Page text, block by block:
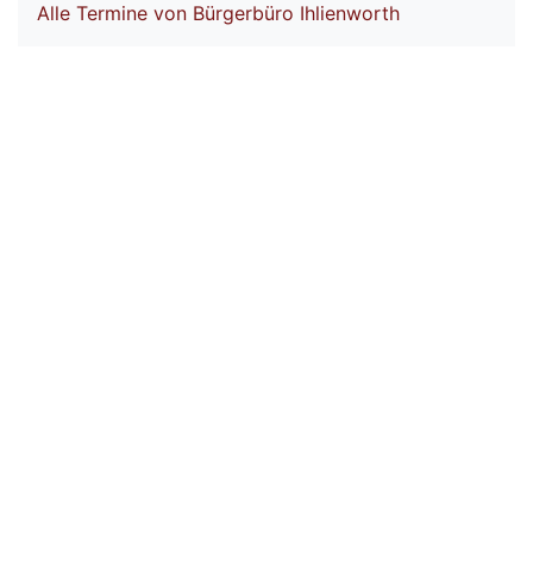
Alle Termine von Bürgerbüro Ihlienworth